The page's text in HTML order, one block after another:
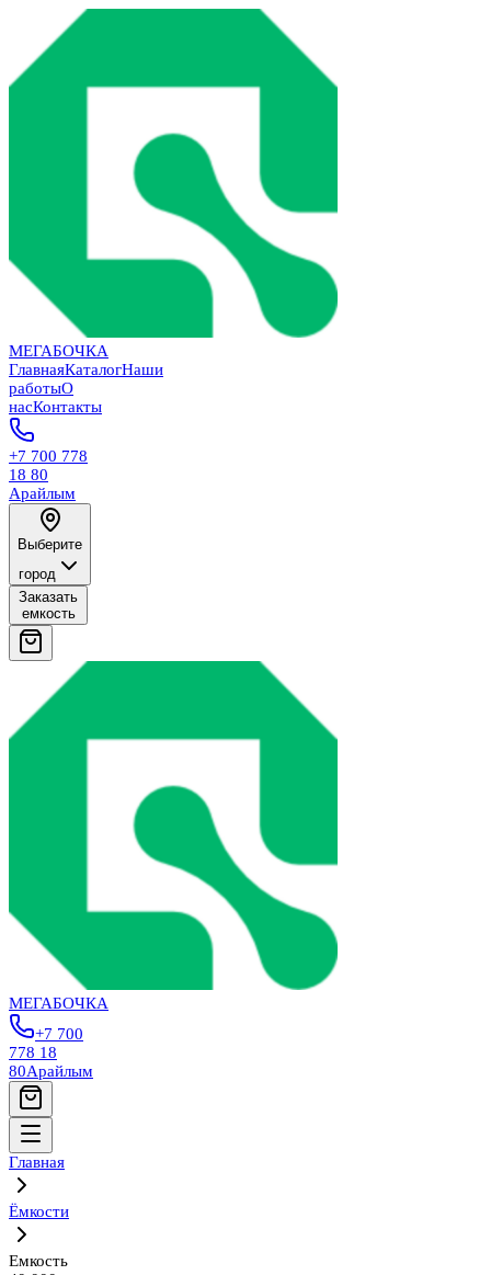
МЕГАБОЧКА
ГлавнаяКаталогНаши
работыО
насКонтакты
+7 700 778
18 80
Арайлым
Выберите
город
Заказать
емкость
МЕГАБОЧКА
+7 700
778 18
80Арайлым
Главная
Ёмкости
Емкость